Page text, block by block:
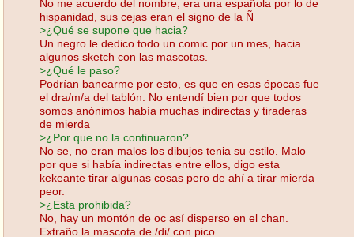
No me acuerdo del nombre, era una española por lo de
hispanidad, sus cejas eran el signo de la Ñ
>¿Qué se supone que hacia?
Un negro le dedico todo un comic por un mes, hacia
algunos sketch con las mascotas.
>¿Qué le paso?
Podrían banearme por esto, es que en esas épocas fue
el dra/m/a del tablón. No entendí bien por que todos
somos anónimos había muchas indirectas y tiraderas
de mierda
>¿Por que no la continuaron?
No se, no eran malos los dibujos tenia su estilo. Malo
por que si había indirectas entre ellos, digo esta
kekeante tirar algunas cosas pero de ahí a tirar mierda
peor.
>¿Esta prohibida?
No, hay un montón de oc así disperso en el chan.
Extraño la mascota de /di/ con pico.